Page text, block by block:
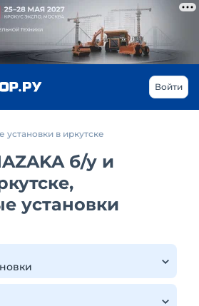
Войти
установки в иркутске
б/у и
установки